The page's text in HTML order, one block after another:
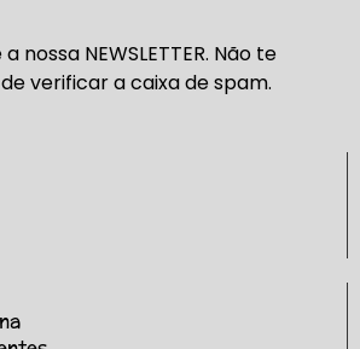
nossa NEWSLETTER. Não te
verificar a caixa de spam.